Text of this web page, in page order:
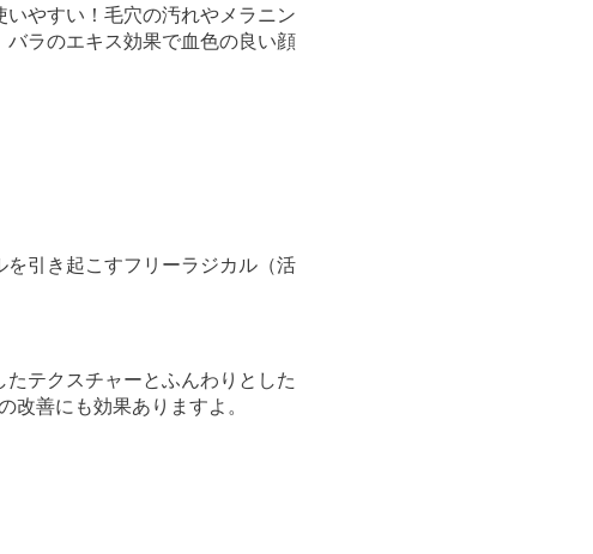
やすい！毛穴の汚れやメラニン
ラのエキス効果で血色の良い顔
引き起こすフリーラジカル（活
テクスチャーとふんわりとした
善にも効果ありますよ。